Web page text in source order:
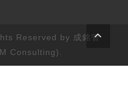
Reserved by 成銘管
Consulting).